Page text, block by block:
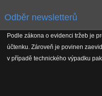
Reklamační řád
Koho podporujeme
Odběr newsletterů
Podle zákona o evidenci tržeb je
účtenku. Zároveň je povinen
v případě technického výpadku